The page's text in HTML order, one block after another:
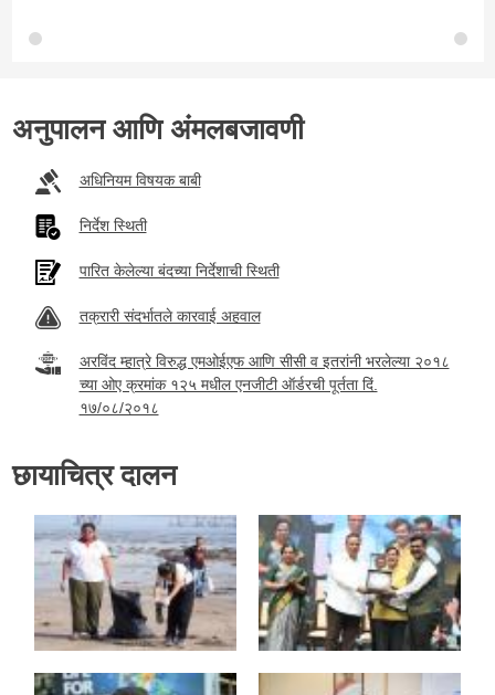
अनुपालन आणि अंमलबजावणी
अधिनियम विषयक बाबी
निर्देश स्थिती
पारित केलेल्या बंदच्या निर्देशाची स्थिती
तक्रारी संदर्भातले कारवाई अहवाल
अरविंद म्हात्रे विरुद्ध एमओईएफ आणि सीसी व इतरांनी भरलेल्या २०१८
च्या ओए क्रमांक १२५ मधील एनजीटी ऑर्डरची पूर्तता दिं.
१७/०८/२०१८
छायाचित्र दालन